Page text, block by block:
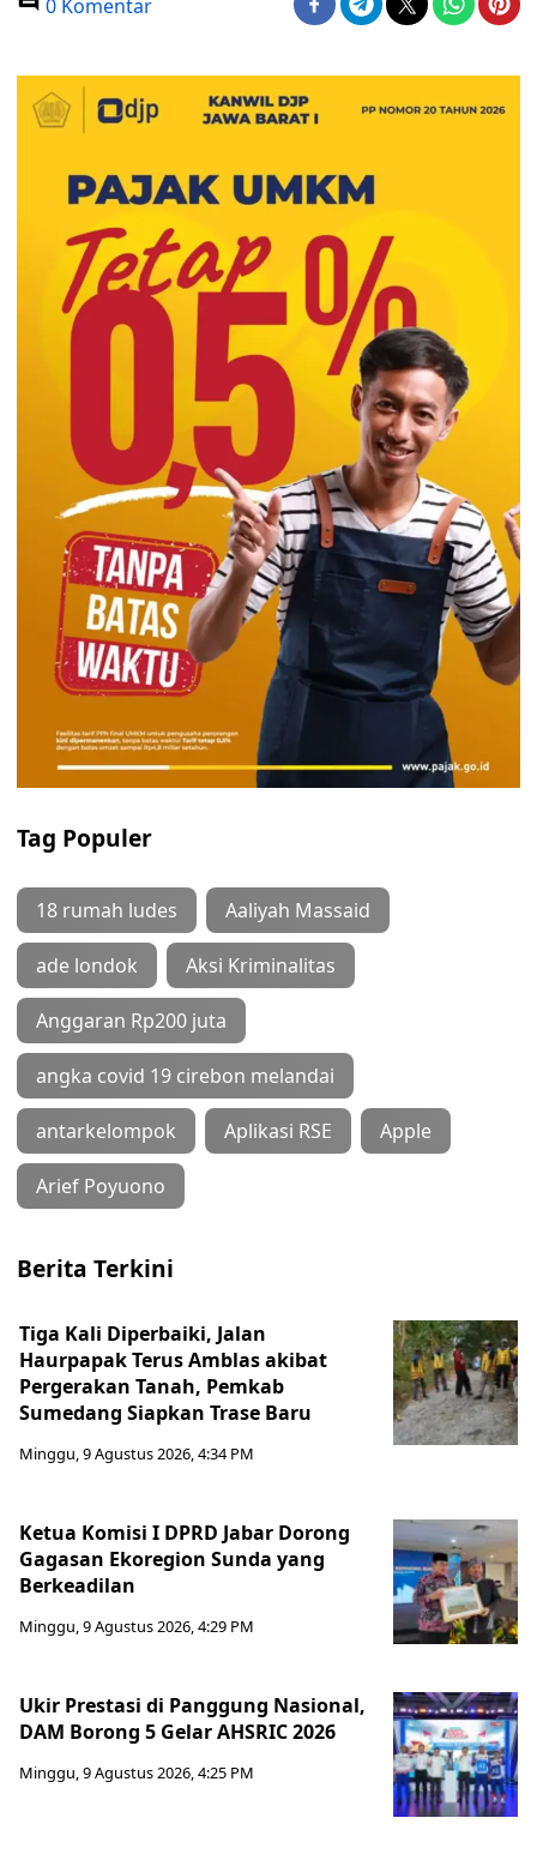
0 Komentar
Tag Populer
18 rumah ludes Aaliyah Massaid
ade londok Aksi Kriminalitas
Anggaran Rp200 juta
angka covid 19 cirebon melandai
antarkelompok Aplikasi RSE Apple
Arief Poyuono
Berita Terkini
Tiga Kali Diperbaiki, Jalan
Haurpapak Terus Amblas akibat
Pergerakan Tanah, Pemkab
Sumedang Siapkan Trase Baru
Minggu, 9 Agustus 2026, 4:34 PM
Ketua Komisi I DPRD Jabar Dorong
Gagasan Ekoregion Sunda yang
Berkeadilan
Minggu, 9 Agustus 2026, 4:29 PM
Ukir Prestasi di Panggung Nasional,
DAM Borong 5 Gelar AHSRIC 2026
Minggu, 9 Agustus 2026, 4:25 PM